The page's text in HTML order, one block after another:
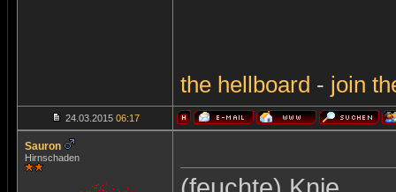
the hellboard - join
24.03.2015 06:17
Sauron
Hirnschaden